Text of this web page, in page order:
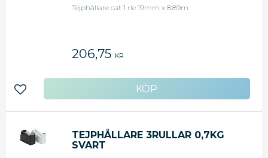
Tejphållare cat 1 rle 19mm x 8,89m
206,75 KR
Lägg till i favoriter
TEJPHÅLLARE 3RULLAR 0,7KG
SVART